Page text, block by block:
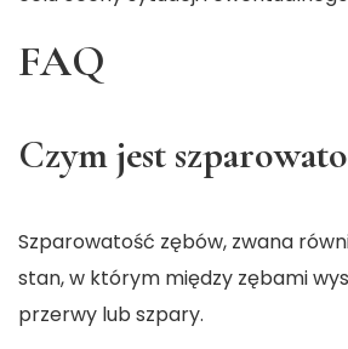
FAQ
Czym jest
Szparowatość zębów, zwana
stan, w którym między zębami
przerwy lub szpary.